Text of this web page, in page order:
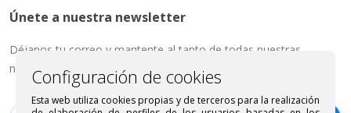
Únete a nuestra newsletter
Déjanos tu correo y mantente al tanto de todas nuestras
novedades.
Configuración de cookies
Esta web utiliza cookies propias y de terceros para la realización